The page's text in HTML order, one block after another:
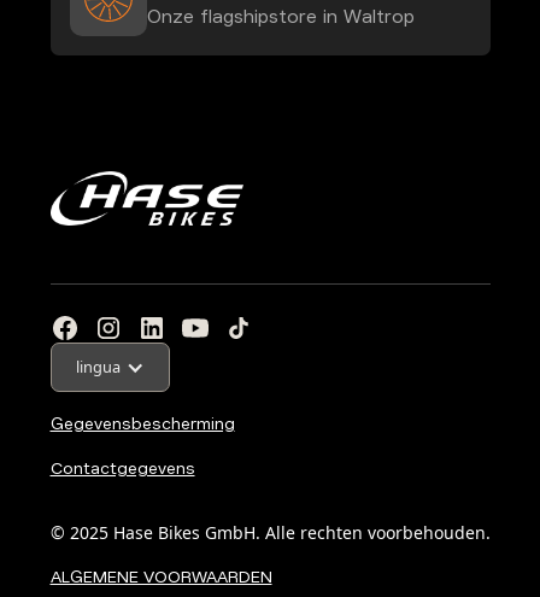
Onze flagshipstore in Waltrop
lingua
© 2025 Hase Bikes GmbH. Alle rechten voorbehouden.
Gegevensbescherming
Contactgegevens
ALGEMENE VOORWAARDEN